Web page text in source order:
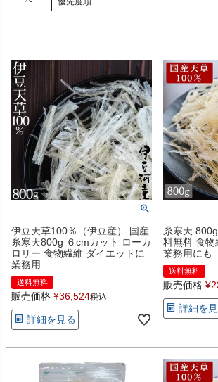
伊豆天草100％（伊豆産） 国産
糸寒天800g ６cmカット ローカ
ロリー 食物繊維 ダイエットに
業務用
送料無料
販売価格 ¥36,524税込
詳細を見る
糸寒天
料無料 食物
業務用にも
送料無料
販売価格 ¥
詳細を